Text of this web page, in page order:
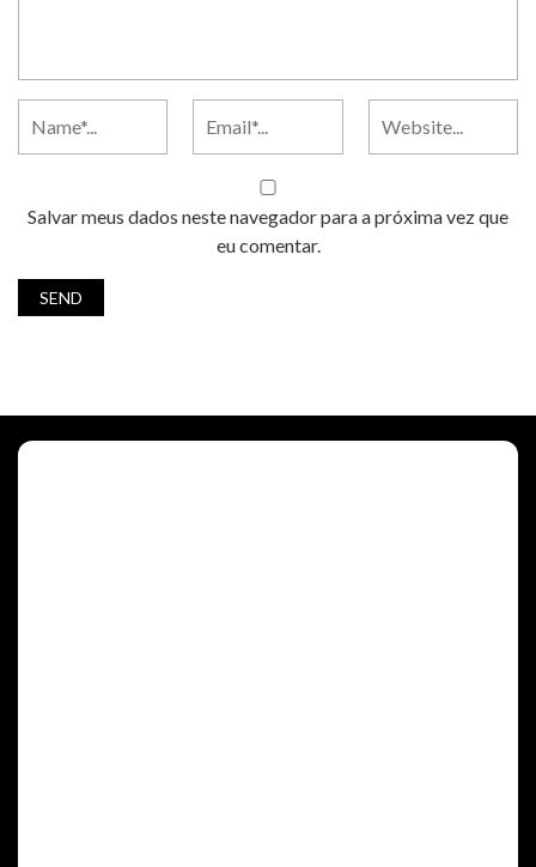
Salvar meus dados neste navegador para a próxima vez que
eu comentar.